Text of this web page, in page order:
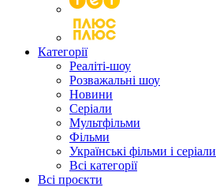
Категорії
Реаліті-шоу
Розважальні шоу
Новини
Серіали
Мультфільми
Фільми
Українські фільми і серіали
Всі категорії
Всі проєкти